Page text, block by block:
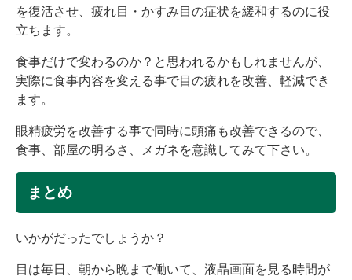
を復活させ、疲れ目・かすみ目の症状を緩和するのに役
立ちます。
食事だけで変わるのか？と思われるかもしれませんが、
実際に食事内容を変える事で目の疲れを改善、軽減でき
ます。
眼精疲労を改善する事で同時に頭痛も改善できるので、
食事、部屋の明るさ、メガネを意識してみて下さい。
まとめ
いかがだったでしょうか？
目は毎日、朝から晩まで働いて、液晶画面を見る時間が